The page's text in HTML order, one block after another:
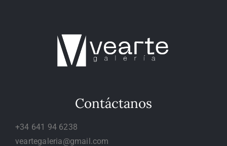
Contáctanos
+34 641 94 6238
veartegaleria@gmail.com